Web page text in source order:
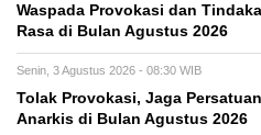
Waspada Provokasi dan
Rasa di Bulan Agustus 2026
Senin, 3 Agustus 2026 - 08:30 WIB
Tolak Provokasi, Jaga
Anarkis di Bulan Agustus 2026